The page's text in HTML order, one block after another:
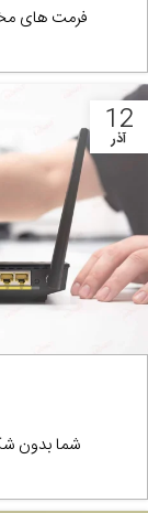
فرمت های
12
آذر
شما بدون